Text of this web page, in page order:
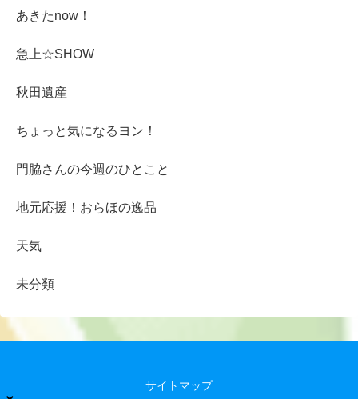
あきたnow！
急上☆SHOW
秋田遺産
ちょっと気になるヨン！
門脇さんの今週のひとこと
地元応援！おらほの逸品
天気
未分類
サイトマップ